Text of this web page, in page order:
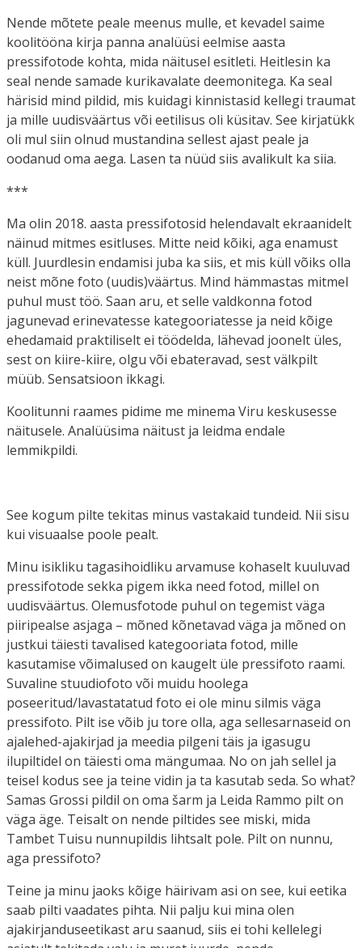
Nende mõtete peale meenus mulle, et kevadel saime
koolitööna kirja panna analüüsi eelmise aasta
pressifotode kohta, mida näitusel esitleti. Heitlesin ka
seal nende samade kurikavalate deemonitega. Ka seal
härisid mind pildid, mis kuidagi kinnistasid kellegi traumat
ja mille uudisväärtus või eetilisus oli küsitav. See kirjatükk
oli mul siin olnud mustandina sellest ajast peale ja
oodanud oma aega. Lasen ta nüüd siis avalikult ka siia.
***
Ma olin 2018. aasta pressifotosid helendavalt ekraanidelt
näinud mitmes esitluses. Mitte neid kõiki, aga enamust
küll. Juurdlesin endamisi juba ka siis, et mis küll võiks olla
neist mõne foto (uudis)väärtus. Mind hämmastas mitmel
puhul must töö. Saan aru, et selle valdkonna fotod
jagunevad erinevatesse kategooriatesse ja neid kõige
ehedamaid praktiliselt ei töödelda, lähevad joonelt üles,
sest on kiire-kiire, olgu või ebateravad, sest välkpilt
müüb. Sensatsioon ikkagi.
Koolitunni raames pidime me minema Viru keskusesse
näitusele. Analüüsima näitust ja leidma endale
lemmikpildi.
See kogum pilte tekitas minus vastakaid tundeid. Nii sisu
kui visuaalse poole pealt.
Minu isikliku tagasihoidliku arvamuse kohaselt kuuluvad
pressifotode sekka pigem ikka need fotod, millel on
uudisväärtus. Olemusfotode puhul on tegemist väga
piiripealse asjaga – mõned kõnetavad väga ja mõned on
justkui täiesti tavalised kategooriata fotod, mille
kasutamise võimalused on kaugelt üle pressifoto raami.
Suvaline stuudiofoto või muidu hoolega
poseeritud/lavastatatud foto ei ole minu silmis väga
pressifoto. Pilt ise võib ju tore olla, aga sellesarnaseid on
ajalehed-ajakirjad ja meedia pilgeni täis ja igasugu
ilupiltidel on täiesti oma mängumaa. No on jah sellel ja
teisel kodus see ja teine vidin ja ta kasutab seda. So what?
Samas Grossi pildil on oma šarm ja Leida Rammo pilt on
väga äge. Teisalt on nende piltides see miski, mida
Tambet Tuisu nunnupildis lihtsalt pole. Pilt on nunnu,
aga pressifoto?
Teine ja minu jaoks kõige häirivam asi on see, kui eetika
saab pilti vaadates pihta. Nii palju kui mina olen
ajakirjanduseetikast aru saanud, siis ei tohi kellelegi